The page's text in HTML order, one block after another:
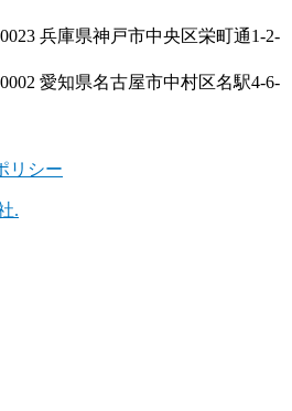
兵庫県神戸市中央区栄町通1-2-
愛知県名古屋市中村区名駅4-6-
リシー
.